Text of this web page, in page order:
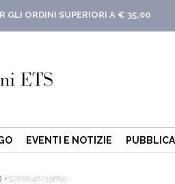
GLI ORDINI SUPERIORI A € 35,00
EVENTI E NOTIZIE
9788846733689